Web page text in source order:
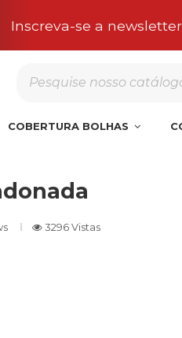
Portes incluídos na sua
COBERTURA BOLHAS
3296 Vistas